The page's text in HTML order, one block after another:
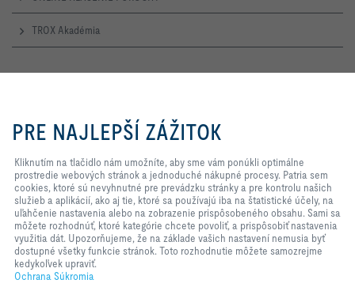
TROX Akadémia
7:30 – 16:30
7:30 – 14:00
TROX NA SOCIÁLNYCH SIEŤACH
HOME Kontakty
umožníte, aby sme vám ponúkli
optimálne prostredie webových
procesy. Patria sem cookies, ktoré
sú nevyhnutné pre prevádzku
stránky a pre kontrolu našich
služieb a aplikácií, ako aj tie, ktoré
sa používajú iba na štatistické
účely, na uľahčenie nastavenia
alebo na zobrazenie
prispôsobeného obsahu. Sami sa
PRE NAJLEPŠÍ ZÁŽITOK
Kliknutím na tlačidlo nám umožníte, aby sme vám ponúkli optimálne
prostredie webových stránok a jednoduché nákupné procesy. Patria sem
cookies, ktoré sú nevyhnutné pre prevádzku stránky a pre kontrolu našich
služieb a aplikácií, ako aj tie, ktoré sa používajú iba na štatistické účely, na
uľahčenie nastavenia alebo na zobrazenie prispôsobeného obsahu. Sami sa
môžete rozhodnúť, ktoré kategórie chcete povoliť, a prispôsobiť nastavenia
využitia dát. Upozorňujeme, že na základe vašich nastavení nemusia byť
dostupné všetky funkcie stránok. Toto rozhodnutie môžete samozrejme
kedykoľvek upraviť.
Ochrana Súkromia